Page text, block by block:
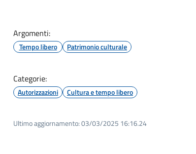
Argomenti:
Tempo libero Patrimonio culturale
Categorie:
Autorizzazioni Cultura e tempo libero
Ultimo aggiornamento:03/03/2025 16:16.24